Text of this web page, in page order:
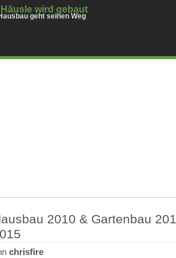
wird gebaut
geht seinen Weg
2010 & Gartenbau
chrisfire